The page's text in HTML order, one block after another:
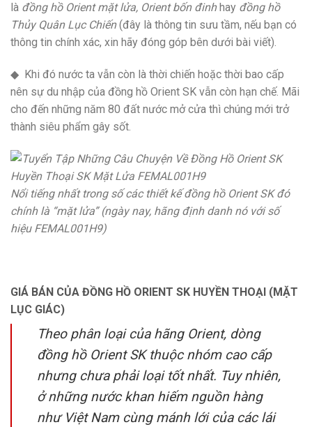
là đồng hồ Orient mặt lửa, Orient bốn đinhhay đồng hồ
Thủy Quân Lục Chiến(đây là thông tin sưu tầm, nếu bạn có
thông tin chính xác, xin hãy đóng góp bên dưới bài viết).
◆ Khi đó nước ta vẫn còn là thời chiến hoặc thời bao cấp
nên sự du nhập của đồng hồ Orient SK vẫn còn hạn chế. Mãi
cho đến những năm 80 đất nước mở cửa thì chúng mới trở
thành siêu phẩm gây sốt.
Nổi tiếng nhất trong số các thiết kế đồng hồ Orient SK đó
chính là “mặt lửa” (ngày nay, hãng định danh nó với số
hiệu FEMAL001H9)
GIÁ BÁN CỦA ĐỒNG HỒ ORIENT SK HUYỀN THOẠI (MẶT
LỤC GIÁC)
Theo phân loại của hãng Orient, dòng
đồng hồ Orient SK thuộc nhóm cao cấp
nhưng chưa phải loại tốt nhất. Tuy nhiên,
ở những nước khan hiếm nguồn hàng
như Việt Nam cùng mánh lới của các lái